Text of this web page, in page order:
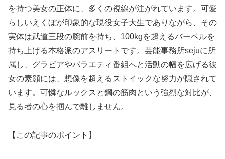
を持つ美女の正体に、多くの視線が注がれています。可愛
らしいえくぼが印象的な現役女子大生でありながら、その
実体は武道三段の腕前を持ち、100kgを超えるバーベルを
持ち上げる本格派のアスリートです。芸能事務所sejuに所
属し、グラビアやバラエティ番組へと活動の幅を広げる彼
女の素顔には、想像を超えるストイックな努力が隠されて
います。可憐なルックスと鋼の筋肉という強烈な対比が、
見る者の心を掴んで離しません。
【この記事のポイント】